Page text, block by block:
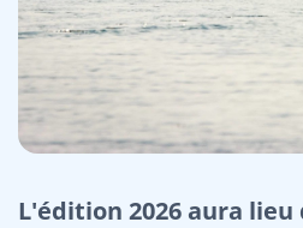
L'édition 2026 aura lieu